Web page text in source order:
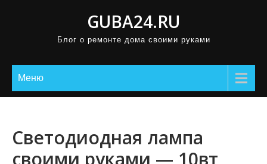
GUBA24.RU
Блог о ремонте дома своими руками
Меню
Светодиодная лампа
своими руками — 10вт